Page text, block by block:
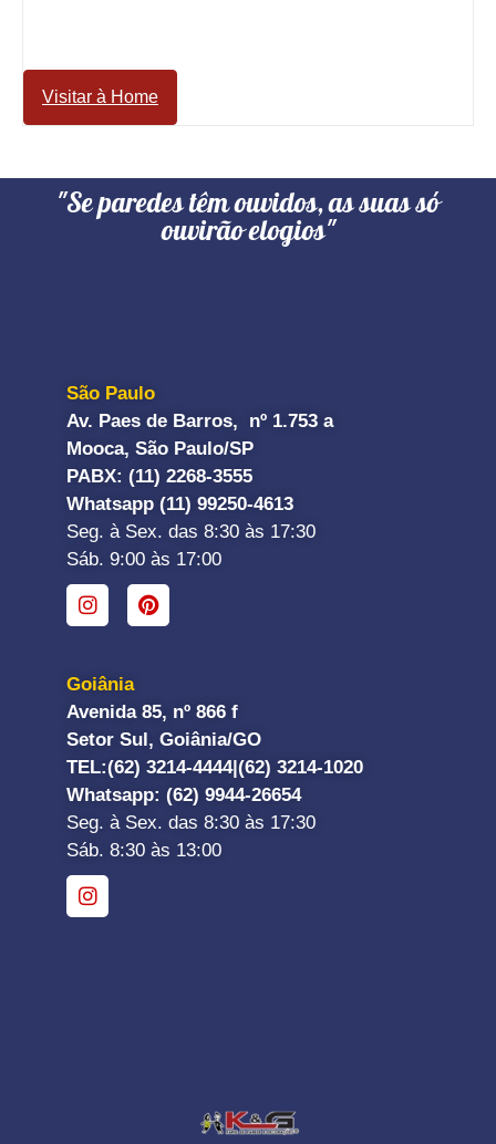
Visitar à Home
"Se paredes têm ouvidos, as suas só
ouvirão elogios"
São Paulo
Av. Paes de Barros, nº 1.753 a
Mooca, São Paulo/SP
PABX: (11) 2268-3555
Whatsapp (11) 99250-4613
Seg. à Sex. das 8:30 às 17:30
Sáb. 9:00 às 17:00
Goiânia
Avenida 85, nº 866 f
Setor Sul, Goiânia/GO
TEL:(62) 3214-4444|(62) 3214-1020
Whatsapp: (62) 9944-26654
Seg. à Sex. das 8:30 às 17:30
Sáb. 8:30 às 13:00